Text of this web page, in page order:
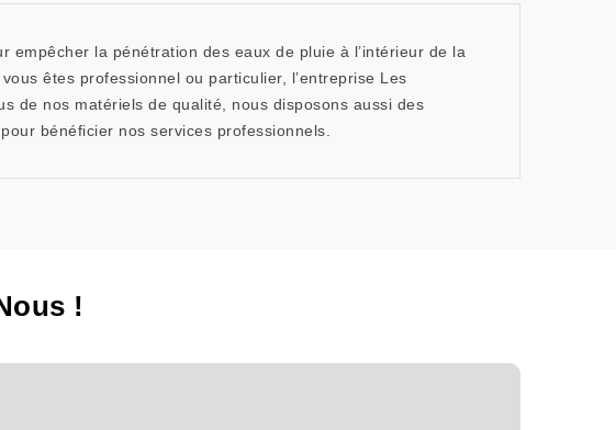
la pénétration des eaux de pluie à l’intérieur de la
êtes professionnel ou particulier, l’entreprise Les
de nos matériels de qualité, nous disposons aussi des
bénéficier nos services professionnels.
!